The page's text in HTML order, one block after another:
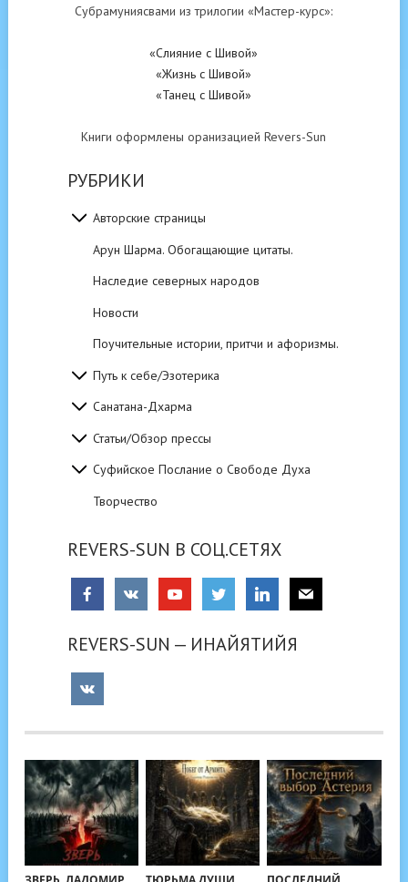
Субрамуниясвами из трилогии «Мастер-курс»:
«Слияние с Шивой»
«Жизнь с Шивой»
«Танец с Шивой»
Книги оформлены оранизацией Revers-Sun
РУБРИКИ
Авторские страницы
Арун Шарма. Обогащающие цитаты.
Наследие северных народов
Новости
Поучительные истории, притчи и афоризмы.
Путь к себе/Эзотерика
Санатана-Дхарма
Статьи/Обзор прессы
Суфийское Послание о Свободе Духа
Творчество
REVERS-SUN В СОЦ.СЕТЯХ
REVERS-SUN — ИНАЙЯТИЙЯ